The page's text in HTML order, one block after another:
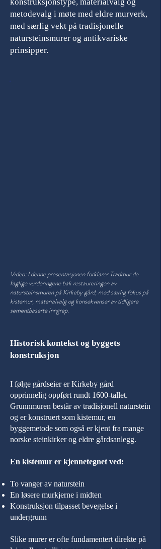
metodevalg i møte med eldre murverk,
med særlig vekt på tradisjonelle
natursteinsmurer og antikvariske
prinsipper.
Video: I denne presentasjonen forklarer Tradmur de
faglige vurderingene bak restaureringen av
natursteinsmuren på Kirkeby gård, med særlig fokus på
kistemur, materialvalg og konsekvenser av tidligere
sementbaserte inngrep.
Historisk kontekst og byggets
konstruksjon
I følge gårdseier er Kirkeby gård
opprinnelig oppført rundt 1600-tallet.
Grunnmuren består av tradisjonell naturstein
og er konstruert som kistemur, en
byggemetode som også er kjent fra mange
norske steinkirker og eldre gårdsanlegg.
En kistemur er kjennetegnet ved:
To vanger av naturstein
En løsere murkjerne i midten
Konstruksjon tilpasset bevegelse i
undergrunn
Slike murer er ofte fundamentert direkte på